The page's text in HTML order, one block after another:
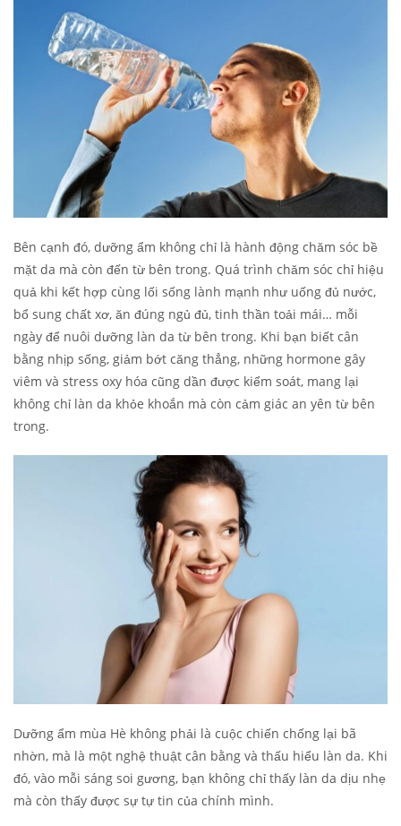
Bên cạnh đó, dưỡng ẩm không chỉ là hành động chăm sóc bề
mặt da mà còn đến từ bên trong. Quá trình chăm sóc chỉ hiệu
quả khi kết hợp cùng lối sống lành mạnh như uống đủ nước,
bổ sung chất xơ, ăn đúng ngủ đủ, tinh thần toải mái… mỗi
ngày để nuôi dưỡng làn da từ bên trong. Khi bạn biết cân
bằng nhịp sống, giảm bớt căng thẳng, những hormone gây
viêm và stress oxy hóa cũng dần được kiểm soát, mang lại
không chỉ làn da khỏe khoắn mà còn cảm giác an yên từ bên
trong.
Dưỡng ẩm mùa Hè không phải là cuộc chiến chống lại bã
nhờn, mà là một nghệ thuật cân bằng và thấu hiểu làn da. Khi
đó, vào mỗi sáng soi gương, bạn không chỉ thấy làn da dịu nhẹ
mà còn thấy được sự tự tin của chính mình.